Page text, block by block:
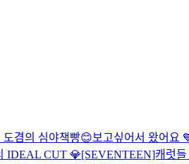
겸의 심야책빵😊보고싶어서 왔어요
IDEAL CUT 💎[SEVENTEEN]캐럿